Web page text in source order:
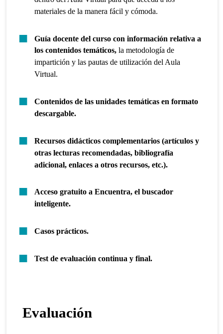
materiales de la manera fácil y cómoda.
Guía docente del curso con información relativa a
los contenidos temáticos, la metodología de
impartición y las pautas de utilización del Aula
Virtual.
Contenidos de las unidades temáticas en formato
descargable.
Recursos didácticos complementarios (artículos y
otras lecturas recomendadas, bibliografía
adicional, enlaces a otros recursos, etc.).
Acceso gratuito a Encuentra, el buscador
inteligente.
Casos prácticos.
Test de evaluación continua y final.
Evaluación